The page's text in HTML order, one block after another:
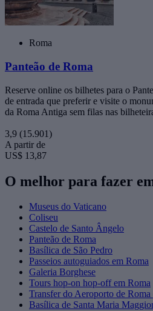
Roma
Panteão de Roma
Reserve online os bilhetes para o
de entrada que preferir e visite o
da Roma Antiga sem filas nas
3,9 (15.901)
A partir de
US$ 13,87
O melhor para fazer
Museus do Vaticano
Coliseu
Castelo de Santo Ângelo
Panteão de Roma
Basílica de São Pedro
Passeios autoguiados em Roma
Galeria Borghese
Tours hop-on hop-off em Roma
Transfer do Aeroporto de
Basílica de Santa Maria